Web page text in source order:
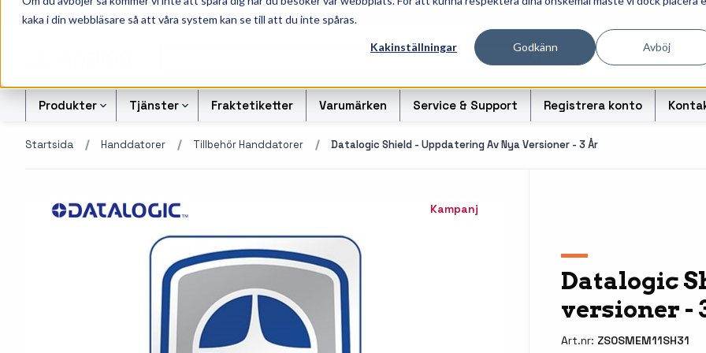
kaka i din webbläsare så att våra system kan se till att du inte spåras.
Kakinställningar Godkänn Avböj
Produkter
Etikettskrivare
Transportetiketter
Kvittorullar och kassarullar för
företag
Handhållna streckkodsläsare
Streckkodsverifierare
Tillbehör streckkodsläsare
Tjänster
Svart-vita etiketter
Offertförfrågan Streckkodsoriginal
Fraktetiketter Varumärken Service & Support Registrera konto
Startsida Handdatorer Tillbehör Handdatorer Datalogic Shield - Uppdatering Av Nya Versioner - 3 År
Kampanj
Datalogic
versioner -
Art.nr: ZS0SMEM11SH31